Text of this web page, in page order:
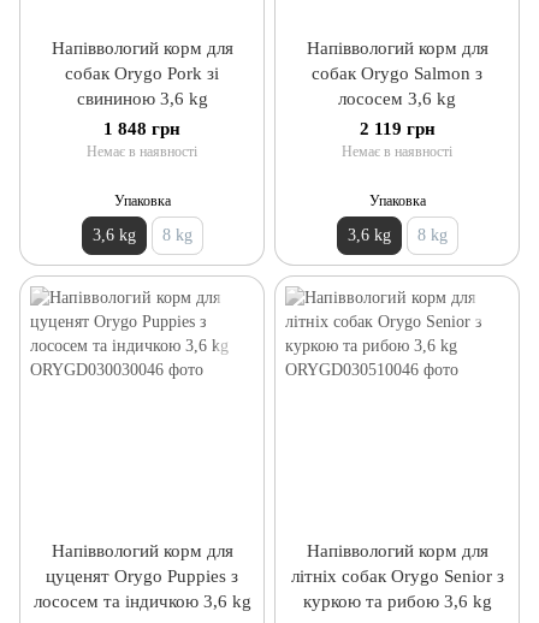
Напіввологий корм для
собак Orygo Pork зі
свининою 3,6 kg
1 848 грн
Немає в наявності
Упаковка
3,6 kg 8 kg
Напіввологий корм для
собак Orygo Salmon з
лососем 3,6 kg
2 119 грн
Немає в наявності
Упаковка
3,6 kg 8 kg
Напіввологий корм для
цуценят Orygo Puppies з
лососем та індичкою 3,6 kg
Напіввологий корм для
літніх собак Orygo Senior з
куркою та рибою 3,6 kg